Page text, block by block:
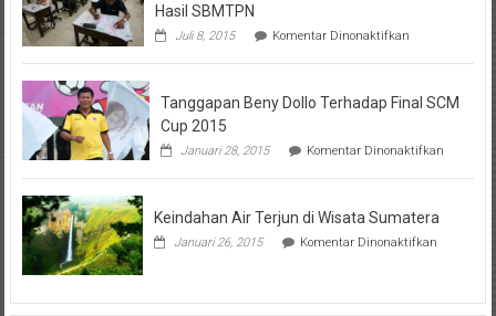
Hasil SBMTPN
Juli 8, 2015 Komentar Dinonaktifkanpada
Hal-
Penting
Hasil
Tanggapan Beny Dollo Terhadap Final SCM
Cup 2015
Januari 28, 2015 Komentar Dinonaktifkanpada
Beny
Keindahan Air Terjun di Wisata Sumatera
Januari 26, 2015 Komentar Dinonaktifkanpada
di